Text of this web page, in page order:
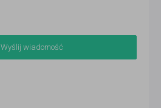
Wyślij wiadomość